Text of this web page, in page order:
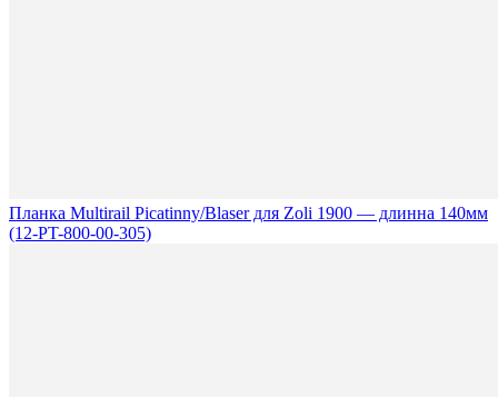
Планка Multirail Picatinny/Blaser для Zoli 1900 — длинна 140мм
(12-PT-800-00-305)